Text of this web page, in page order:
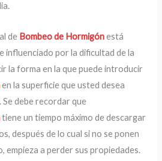
de Bombeo de Hormigónestá
influenciado por la dificultad de la
la forma en la que puede introducir
en la superficie que usted desea
Se debe recordar que
tiene un tiempo máximo de descargar
después de lo cual si no se ponen
empieza a perder sus propiedades.